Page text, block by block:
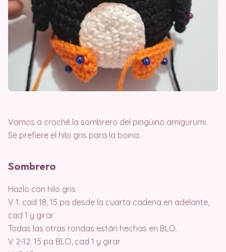
Vamos a croché la sombrero del pingüino amigurumi.
Se prefiere el hilo gris para la boina.
Sombrero
Hazlo con hilo gris
V 1. cad 18, 15 pa desde la cuarta cadena en adelante,
cad 1 y girar
Todas las otras rondas están hechas en BLO.
V 2-12. 15 pa BLO, cad 1 y girar